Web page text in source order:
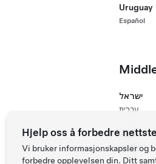
Uruguay
Español
ישראל
עִברִית
UAE
English
Hjelp oss å forbedre
Vi bruker informasjonskapsler og
forbedre opplevelsen din. Ditt